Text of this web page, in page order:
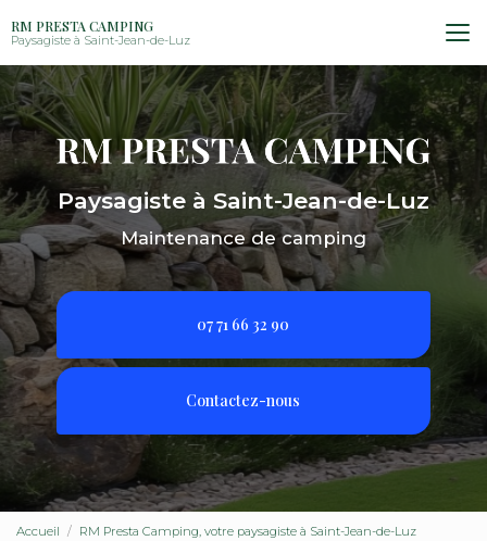
au
contenu
principal
RM PRESTA CAMPING
Paysagiste à Saint-Jean-de-Luz
Paysagiste à Saint-Jean-de-Luz
Maintenance de camping
07 71 66 32 90
Contactez-nous
Accueil
RM Presta Camping, votre paysagiste à Saint-Jean-de-Luz